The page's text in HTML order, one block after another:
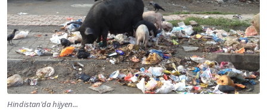
Hindistan'da hijyen...